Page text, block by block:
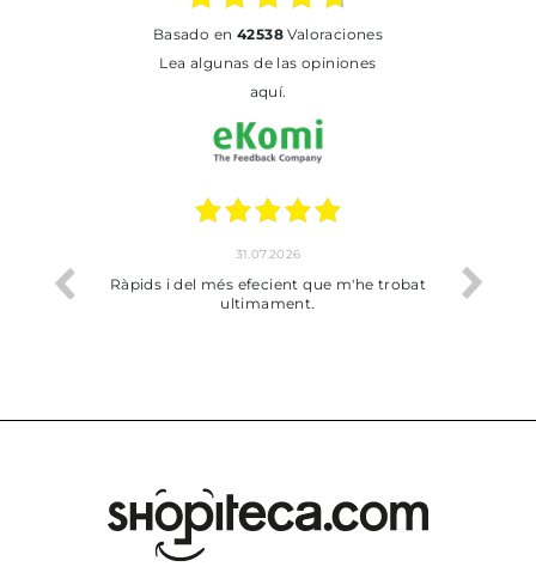
basado en 42538Valoraciones
Lea algunas de las opiniones
aquí.
31.07.2026
Ràpids i del més efecient que m'he trobat
ultimament.